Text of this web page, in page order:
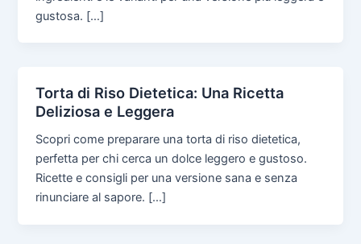
gustosa. […]
Torta di Riso Dietetica: Una Ricetta
Deliziosa e Leggera
Scopri come preparare una torta di riso dietetica,
perfetta per chi cerca un dolce leggero e gustoso.
Ricette e consigli per una versione sana e senza
rinunciare al sapore. […]